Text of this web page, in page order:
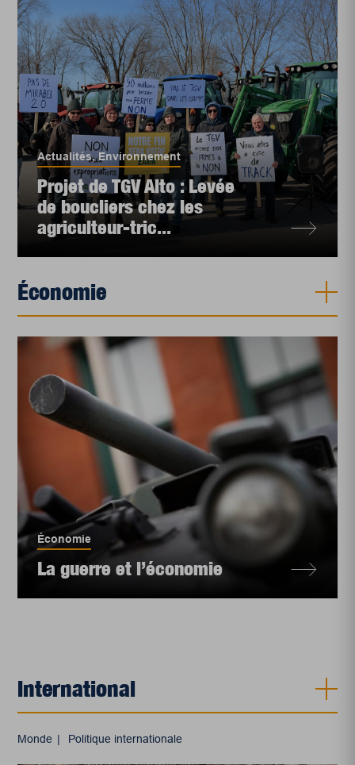
Actualités,Environnement
Projet de TGV Alto : Levée
de boucliers chez les
agriculteur-tric...
Économie
Économie
La guerre et l’économie
International
Monde Politique internationale